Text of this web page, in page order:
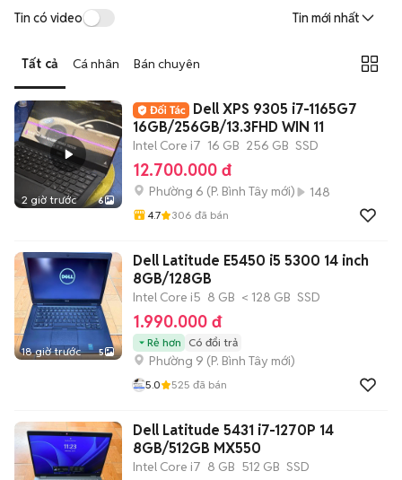
Tin có video Tin mới nhất
Tất cả Cá nhân Bán chuyên
2 giờ trước 6
Dell XPS 9305 i7-1165G7
16GB/256GB/13.3FHD WIN 11
Intel Core i7 16 GB 256 GB SSD
12.700.000 đ
Phường 6 (P. Bình Tây mới) 148
4.7 306 đã bán
18 giờ trước 5
Dell Latitude E5450 i5 5300 14 inch
8GB/128GB
Intel Core i5 8 GB < 128 GB SSD
1.990.000 đ
Rẻ hơn Có đổi trả
Phường 9 (P. Bình Tây mới)
5.0 525 đã bán
Dell Latitude 5431 i7-1270P 14
8GB/512GB MX550
Intel Core i7 8 GB 512 GB SSD